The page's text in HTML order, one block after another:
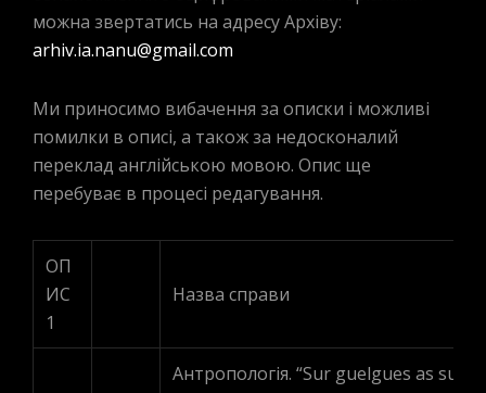
можна звертатись на адресу Архіву:
arhiv.ia.nanu@gmail.com
Ми приносимо вибачення за описки і можливі
помилки в описі, а також за недосконалий
переклад англійською мовою. Опис ще
перебуває в процесі редагування.
ОП
ИС
1
Назва справи
Антропологія. “Sur guelgues as sur